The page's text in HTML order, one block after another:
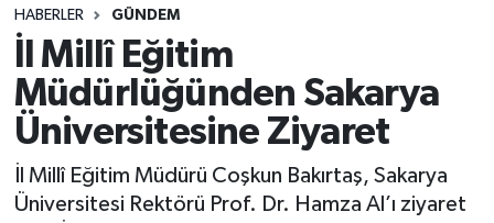
HABERLER GÜNDEM
İl Millî Eğitim
Müdürlüğünden Sakarya
Üniversitesine Ziyaret
İl Millî Eğitim Müdürü Coşkun Bakırtaş, Sakarya
Üniversitesi Rektörü Prof. Dr. Hamza Al’ı ziyaret